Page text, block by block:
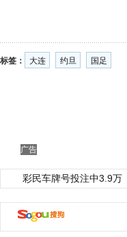
标签： 大连 约旦 国足
广告
彩民车牌号投注中3.9万